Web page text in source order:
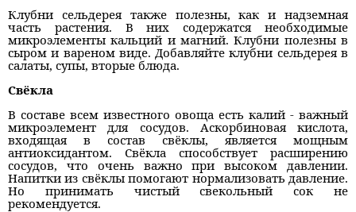
Клубни сельдерея также полезны, как и надземная
часть растения. В них содержатся необходимые
микроэлементы кальций и магний. Клубни полезны в
сыром и вареном виде. Добавляйте клубни сельдерея в
салаты, супы, вторые блюда.
Свёкла
В составе всем известного овоща есть калий - важный
микроэлемент для сосудов. Аскорбиновая кислота,
входящая в состав свёклы, является мощным
антиоксидантом. Свёкла способствует расширению
сосудов, что очень важно при высоком давлении.
Напитки из свёклы помогают нормализовать давление.
Но принимать чистый свекольный сок не
рекомендуется.